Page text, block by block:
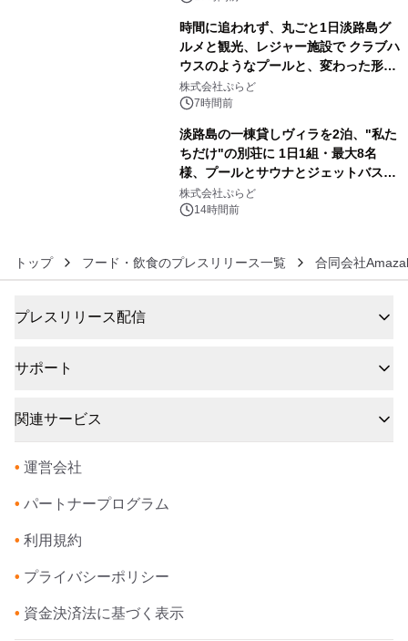
時間に追われず、丸ごと1日淡路島グ
ルメと観光、レジャー施設で クラブハ
ウスのようなプールと、変わった形の
サウナも 「THE BOXY AWAJI」のお
得な素泊まり連泊プランで
株式会社ぷらど
7時間前
淡路島の一棟貸しヴィラを2泊、"私た
ちだけ"の別荘に 1日1組・最大8名
様、プールとサウナとジェットバス付
きで Villa Mon Temps AWAJIの連泊
素泊りプラン
株式会社ぷらど
14時間前
トップ フード・飲食のプレスリリース一覧 合同会社
プレスリリース配信
サポート
関連サービス
• 運営会社
• パートナープログラム
• 利用規約
• プライバシーポリシー
• 資金決済法に基づく表示